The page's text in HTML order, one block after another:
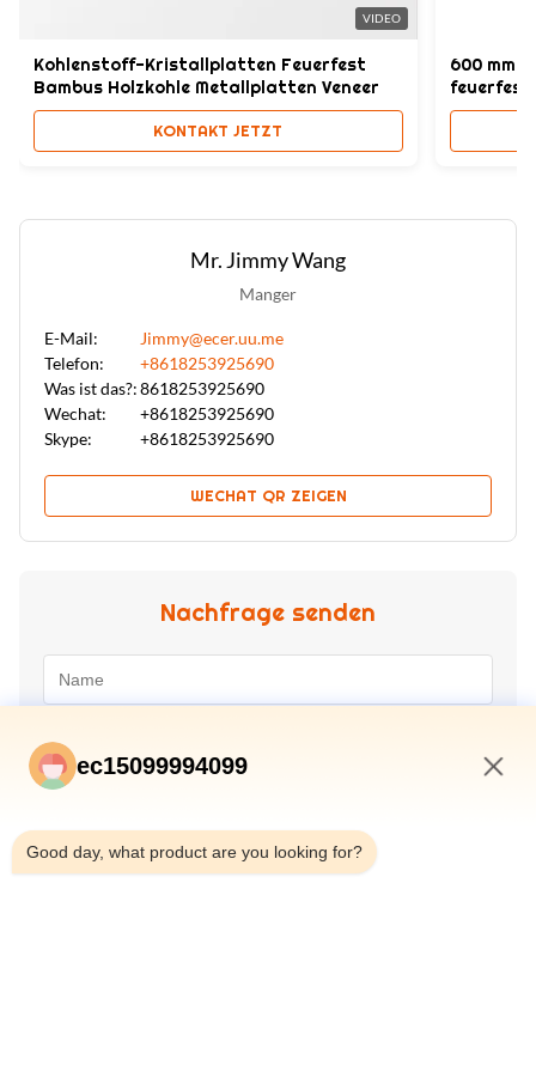
VIDEO
Kohlenstoff-Kristallplatten Feuerfest
Bambus Holzkohle Metallplatten Veneer
KONTAKT JETZT
600 mm
Mr. Jimmy Wang
Manger
E-Mail:
Jimmy@ecer.uu.me
Telefon:
+8618253925690
Was ist das?:8618253925690
Wechat:
+8618253925690
Skype:
+8618253925690
WECHAT QR ZEIGEN
Nachfrage senden
ec15099994099
Good day, what product are you looking for?